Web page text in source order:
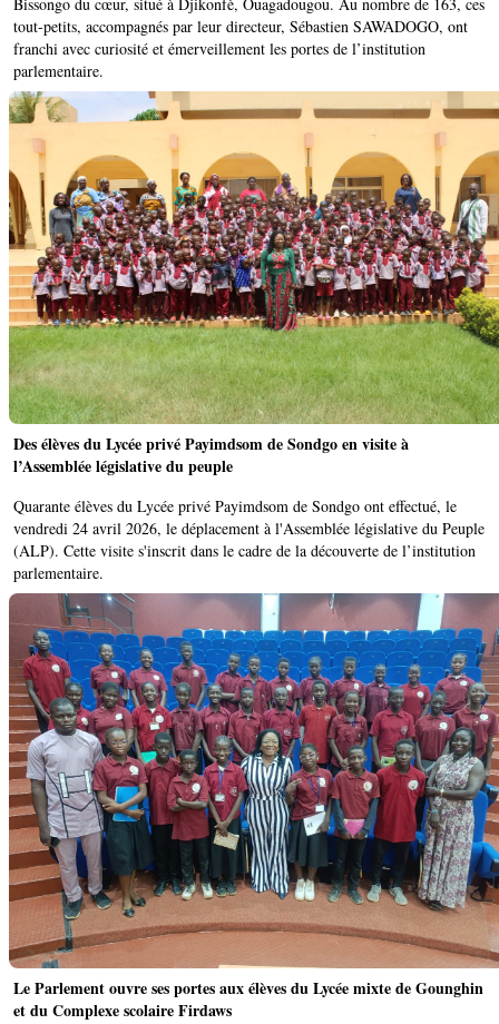
tout-petits, accompagnés par leur directeur, Sébastien SAWADOGO, ont
franchi avec curiosité et émerveillement les portes de l’institution
parlementaire.
Des élèves du Lycée privé Payimdsom de Sondgo en visite à
l’Assemblée législative du peuple ‎
Quarante élèves du Lycée privé Payimdsom de Sondgo ont effectué, le
vendredi 24 avril 2026, le déplacement à l'Assemblée législative du Peuple
(ALP). Cette visite s'inscrit dans le cadre de la découverte de l’institution
parlementaire.
Le Parlement ouvre ses portes aux élèves du Lycée mixte de Gounghin
et du Complexe scolaire Firdaws ‎